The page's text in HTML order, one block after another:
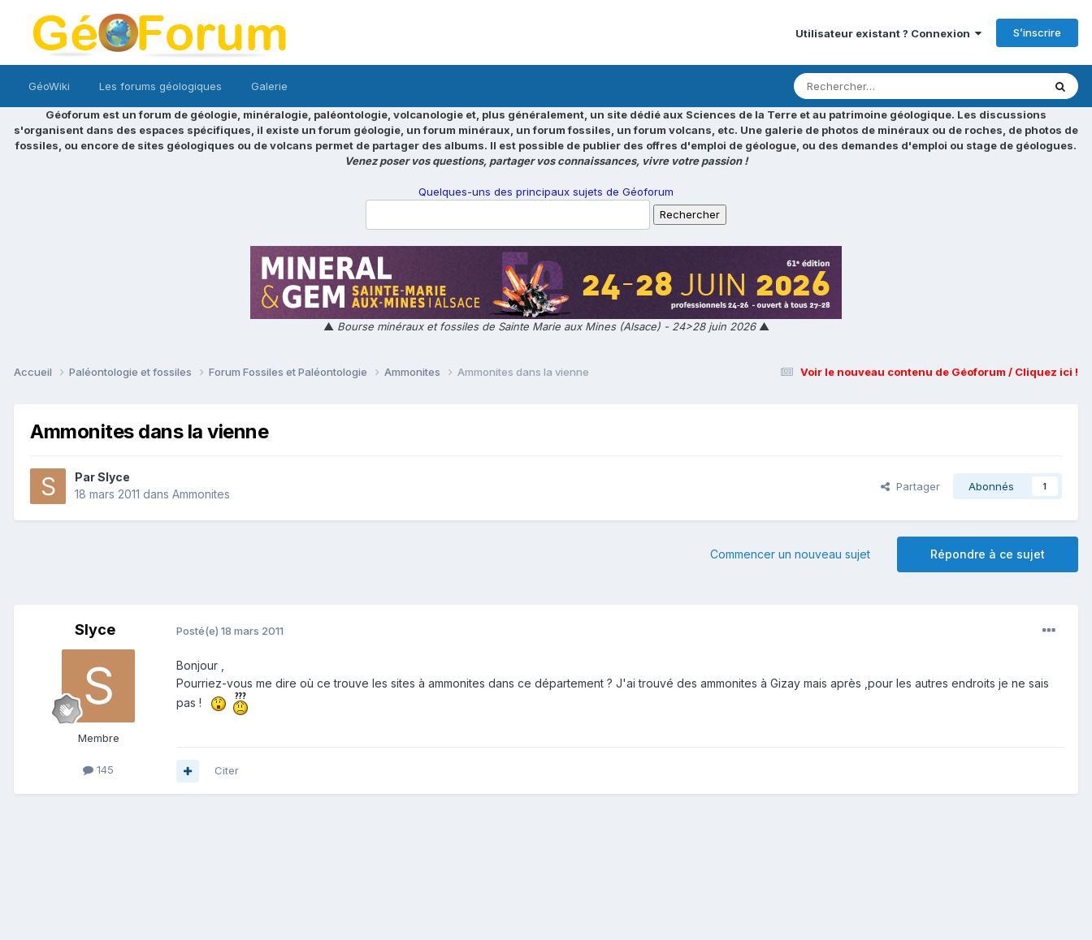
Utilisateur existant ? Connexion S’inscrire
GéoWiki Les forums géologiques Galerie
Géoforum est un forum de géologie, minéralogie, paléontologie, volcanologie et, plus généralement, un site dédié aux Sciences de la Terre et au patrimoine géologique. Les discussions
s'organisent dans des espaces spécifiques, il existe un forum géologie, un forum minéraux, un forum fossiles, un forum volcans, etc. Une galerie de photos de minéraux ou de roches, de photos de
fossiles, ou encore de sites géologiques ou de volcans permet de partager des albums. Il est possible de publier des offres d'emploi de géologue, ou des demandes d'emploi ou stage de géologues.
Venez poser vos questions, partager vos connaissances, vivre votre passion !
Quelques-uns des principaux sujets de Géoforum
▲ Bourse minéraux et fossiles de Sainte Marie aux Mines (Alsace) - 24>28 juin 2026▲
Voir le nouveau contenu de Géoforum / Cliquez ici !
Accueil Paléontologie et fossiles Forum Fossiles et Paléontologie Ammonites Ammonites dans la vienne
Ammonites dans la vienne
ParSlyce
18 mars 2011 dans Ammonites
Partager Abonnés 1
Répondre à ce sujet
Commencer un nouveau sujet
Slyce
Membre
145
Posté(e) 18 mars 2011
Bonjour ,
Pourriez-vous me dire où ce trouve les sites à ammonites dans ce département ? J'ai trouvé des ammonites à Gizay mais après ,pour les autres endroits je ne sais
pas !
Citer